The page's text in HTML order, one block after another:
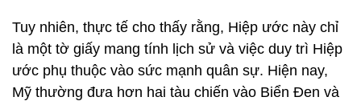
Tuy nhiên, thực tế cho thấy rằng, Hiệp ước này chỉ
là một tờ giấy mang tính lịch sử và việc duy trì Hiệp
ước phụ thuộc vào sức mạnh quân sự. Hiện nay,
Mỹ thường đưa hơn hai tàu chiến vào Biển Đen và